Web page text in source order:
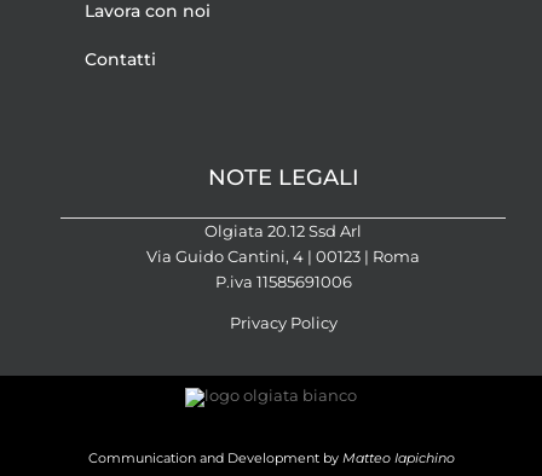
Lavora con noi
Contatti
NOTE LEGALI
Olgiata 20.12 Ssd Arl
Via Guido Cantini, 4 | 00123 | Roma
P.iva 11585691006
Privacy Policy
Communication and Development by Matteo Iapichino